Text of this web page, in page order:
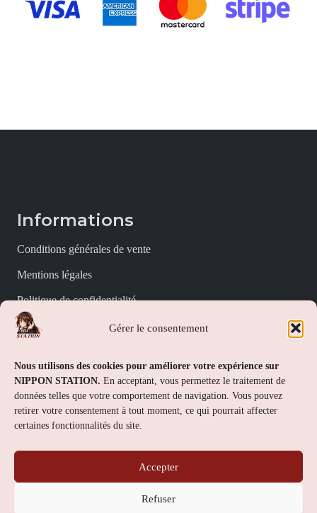
Gérer le consentement
Nous utilisons des cookies pour améliorer votre expérience sur
NIPPON STATION. En acceptant, vous permettez le traitement de
données telles que votre comportement de navigation. Vous pouvez
retirer votre consentement à tout moment, ce qui pourrait affecter
certaines fonctionnalités du site.
Accepter
Refuser
Informations
Conditions générales de vente
Mentions légales
Politique de confidentialité
Politique de cookies (UE)
Nippon Station
À propos
FAQs
Contact